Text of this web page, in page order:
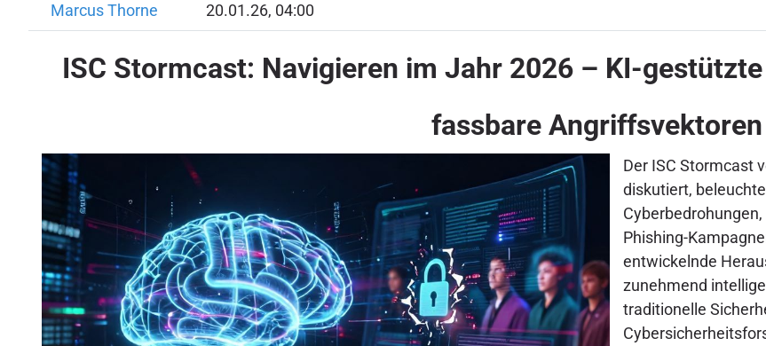
Marcus Thorne 20.01.26, 04:00
ISC Stormcast: Navigieren im Jahr 2026 – KI-
fassbare Angriffsvektoren
Der ISC Stormcast
diskutiert,
Phishing-
entwickelnde
zunehmend
traditionelle